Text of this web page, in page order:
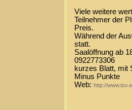
Viele weitere
Teilnehmer der
Preis.
Während der
statt.
Saalöffnung ab
0922773306
kurzes Blatt, mit
Minus Punkte
Web: http://